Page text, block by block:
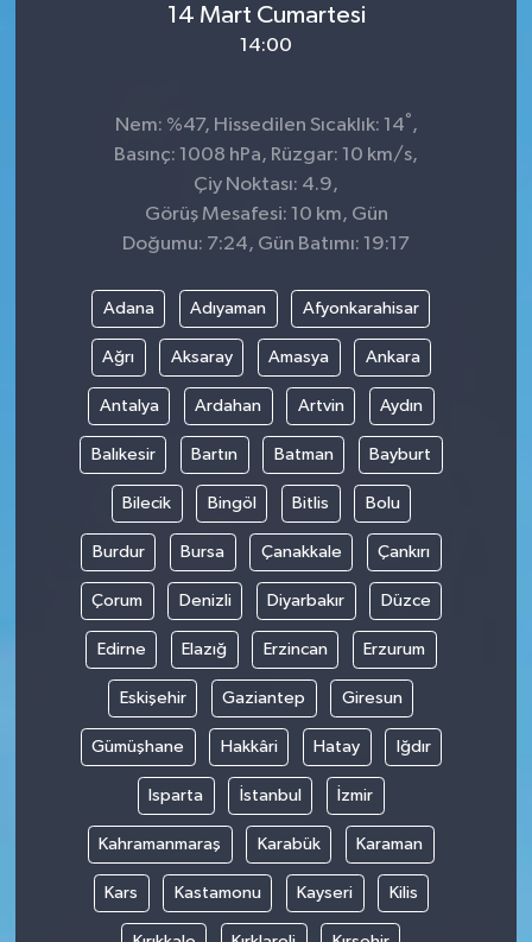
14 Mart Cumartesi
14:00
Nem: %47, Hissedilen Sıcaklık: 14° ,
Basınç: 1008 hPa, Rüzgar: 10 km/s,
Çiy Noktası: 4.9,
Görüş Mesafesi: 10 km, Gün
Doğumu: 7:24, Gün Batımı: 19:17
Adana Adıyaman Afyonkarahisar
Ağrı Aksaray Amasya Ankara
Antalya Ardahan Artvin Aydın
Balıkesir Bartın Batman Bayburt
Bilecik Bingöl Bitlis Bolu
Burdur Bursa Çanakkale Çankırı
Çorum Denizli Diyarbakır Düzce
Edirne Elazığ Erzincan Erzurum
Eskişehir Gaziantep Giresun
Gümüşhane Hakkâri Hatay Iğdır
Isparta İstanbul İzmir
Kahramanmaraş Karabük Karaman
Kars Kastamonu Kayseri Kilis
SPOR